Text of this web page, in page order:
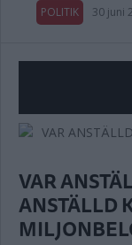
POLITIK 30 juni
VAR
ANSTÄLLD